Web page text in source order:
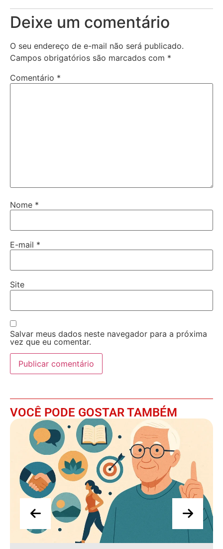
VOCÊ PODE GOSTAR TAMBÉM
Deixe um comentário
O seu endereço de e-mail não será publicado.
Campos obrigatórios são marcados com *
Comentário *
Nome *
E-mail *
Site
Salvar meus dados neste navegador para a próxima
vez que eu comentar.